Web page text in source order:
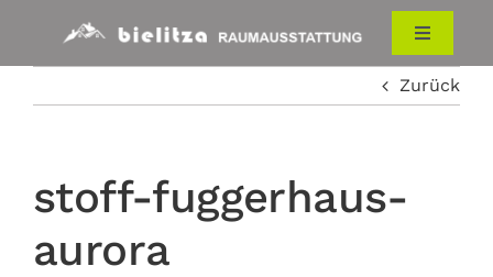
springen
Toggle
Zurück
stoff-fuggerhaus-
aurora